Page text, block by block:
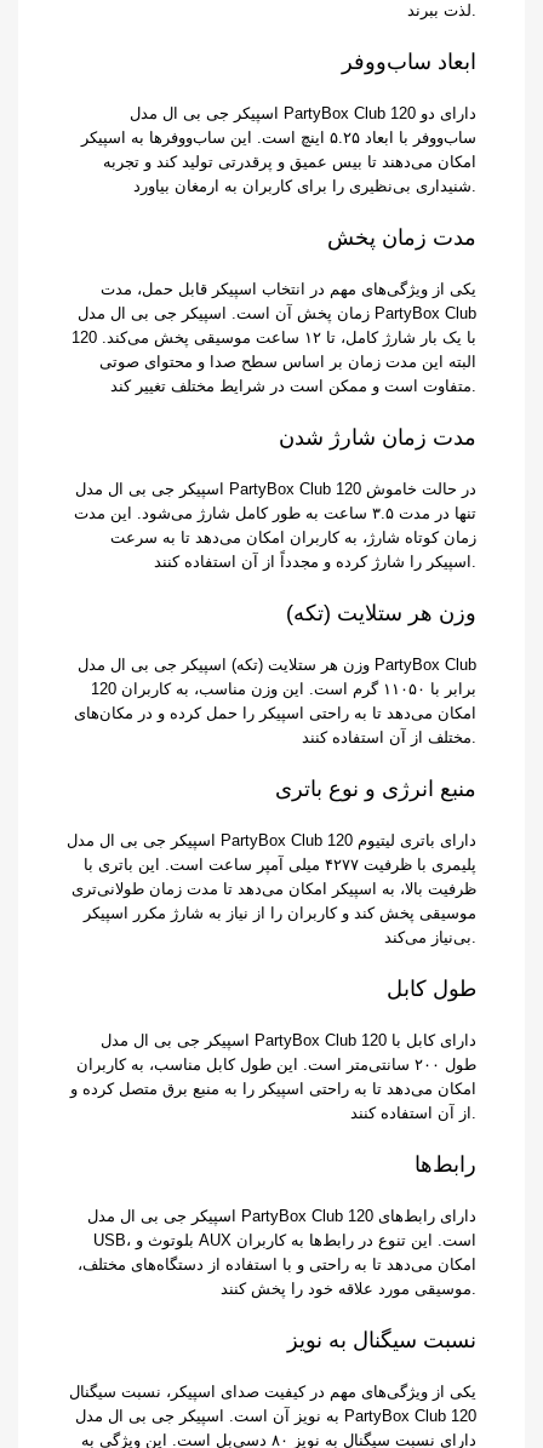
لذت ببرند.
ابعاد ساب‌ووفر
اسپیکر جی بی ال مدل PartyBox Club 120 دارای دو
ساب‌ووفر با ابعاد ۵.۲۵ اینچ است. این ساب‌ووفرها به اسپیکر
امکان می‌دهند تا بیس عمیق و پرقدرتی تولید کند و تجربه
شنیداری بی‌نظیری را برای کاربران به ارمغان بیاورد.
مدت زمان پخش
یکی از ویژگی‌های مهم در انتخاب اسپیکر قابل حمل، مدت
زمان پخش آن است. اسپیکر جی بی ال مدل PartyBox Club
120 با یک بار شارژ کامل، تا ۱۲ ساعت موسیقی پخش می‌کند.
البته این مدت زمان بر اساس سطح صدا و محتوای صوتی
متفاوت است و ممکن است در شرایط مختلف تغییر کند.
مدت زمان شارژ شدن
اسپیکر جی بی ال مدل PartyBox Club 120 در حالت خاموش
تنها در مدت ۳.۵ ساعت به طور کامل شارژ می‌شود. این مدت
زمان کوتاه شارژ، به کاربران امکان می‌دهد تا به سرعت
اسپیکر را شارژ کرده و مجدداً از آن استفاده کنند.
وزن هر ستلایت (تکه)
وزن هر ستلایت (تکه) اسپیکر جی بی ال مدل PartyBox Club
120 برابر با ۱۱۰۵۰ گرم است. این وزن مناسب، به کاربران
امکان می‌دهد تا به راحتی اسپیکر را حمل کرده و در مکان‌های
مختلف از آن استفاده کنند.
منبع انرژی و نوع باتری
اسپیکر جی بی ال مدل PartyBox Club 120 دارای باتری لیتیوم
پلیمری با ظرفیت ۴۲۷۷ میلی آمپر ساعت است. این باتری با
ظرفیت بالا، به اسپیکر امکان می‌دهد تا مدت زمان طولانی‌تری
موسیقی پخش کند و کاربران را از نیاز به شارژ مکرر اسپیکر
بی‌نیاز می‌کند.
طول کابل
اسپیکر جی بی ال مدل PartyBox Club 120 دارای کابل با
طول ۲۰۰ سانتی‌متر است. این طول کابل مناسب، به کاربران
امکان می‌دهد تا به راحتی اسپیکر را به منبع برق متصل کرده و
از آن استفاده کنند.
رابط‌ها
اسپیکر جی بی ال مدل PartyBox Club 120 دارای رابط‌های
USB، بلوتوث و AUX است. این تنوع در رابط‌ها به کاربران
امکان می‌دهد تا به راحتی و با استفاده از دستگاه‌های مختلف،
موسیقی مورد علاقه خود را پخش کنند.
نسبت سیگنال به نویز
یکی از ویژگی‌های مهم در کیفیت صدای اسپیکر، نسبت سیگنال
به نویز آن است. اسپیکر جی بی ال مدل PartyBox Club 120
دارای نسبت سیگنال به نویز ۸۰ دسی‌بل است. این ویژگی به